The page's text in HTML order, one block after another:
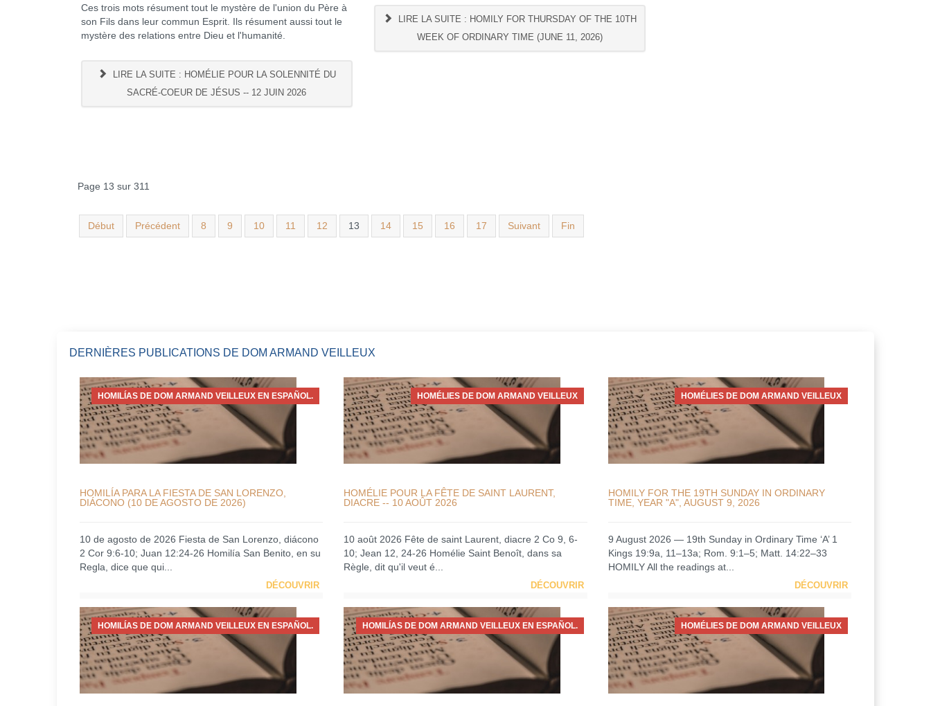
Ces trois mots résument tout le mystère de l'union du Père à
son Fils dans leur commun Esprit. Ils résument aussi tout le
mystère des relations entre Dieu et l'humanité.
LIRE LA SUITE : HOMÉLIE POUR LA SOLENNITÉ DU
SACRÉ-COEUR DE JÉSUS -- 12 JUIN 2026
LIRE LA SUITE : HOMILY FOR THURSDAY OF THE 10TH
WEEK OF ORDINARY TIME (JUNE 11, 2026)
Page 13 sur 311
Début Précédent 8 9 10 11 12 13 14 15 16 17 Suivant Fin
DERNIÈRES PUBLICATIONS DE DOM ARMAND VEILLEUX
HOMILÍAS DE DOM ARMAND VEILLEUX EN ESPAÑOL.
HOMILÍA PARA LA FIESTA DE SAN LORENZO,
DIÁCONO (10 DE AGOSTO DE 2026)
10 de agosto de 2026 Fiesta de San Lorenzo, diácono
2 Cor 9:6-10; Juan 12:24-26 Homilía San Benito, en su
Regla, dice que qui...
DÉCOUVRIR
HOMÉLIES DE DOM ARMAND VEILLEUX
HOMÉLIE POUR LA FÊTE DE SAINT LAURENT,
DIACRE -- 10 AOÛT 2026
10 août 2026 Fête de saint Laurent, diacre 2 Co 9, 6-
10; Jean 12, 24-26 Homélie Saint Benoît, dans sa
Règle, dit qu'il veut é...
DÉCOUVRIR
HOMÉLIES DE DOM ARMAND VEILLEUX
HOMILY FOR THE 19TH SUNDAY IN ORDINARY
TIME, YEAR "A", AUGUST 9, 2026
9 August 2026 — 19th Sunday in Ordinary Time ‘A’ 1
Kings 19:9a, 11–13a; Rom. 9:1–5; Matt. 14:22–33
HOMILY All the readings at...
DÉCOUVRIR
HOMILÍAS DE DOM ARMAND VEILLEUX EN ESPAÑOL. HOMILÍAS DE DOM ARMAND VEILLEUX EN ESPAÑOL. HOMÉLIES DE DOM ARMAND VEILLEUX